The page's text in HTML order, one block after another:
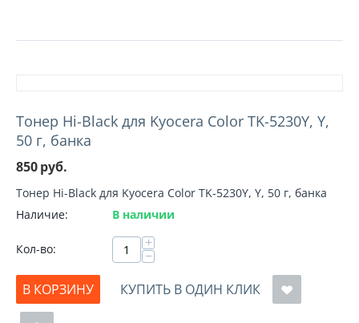
Тонер Hi-Black для Kyocera Color TK-5230Y, Y,
50 г, банка
850руб.
Тонер Hi-Black для Kyocera Color TK-5230Y, Y, 50 г, банка
Наличие:
В наличии
Кол-во: +
−
В КОРЗИНУ
КУПИТЬ В ОДИН КЛИК